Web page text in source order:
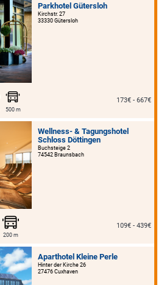
Parkhotel Gütersloh
Kirchstr. 27
33330 Gütersloh
500 m
173€ - 667€
Wellness- & Tagungshotel
Schloss Döttingen
Buchsteige 2
74542 Braunsbach
200 m
109€ - 439€
Aparthotel Kleine Perle
Hinter der Kirche 26
27476 Cuxhaven